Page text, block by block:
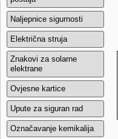
Naljepnice sigurnosti
Električna struja
Znakovi za solarne
elektrane
Ovjesne kartice
Upute za siguran rad
Označavanje kemikalija